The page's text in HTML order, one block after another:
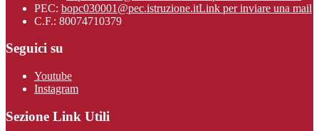
PEC: bopc030001@pec.istruzione.itLink per inviare una mail
C.F.: 80074710379
Seguici su
Youtube
Instagram
Sezione Link Utili